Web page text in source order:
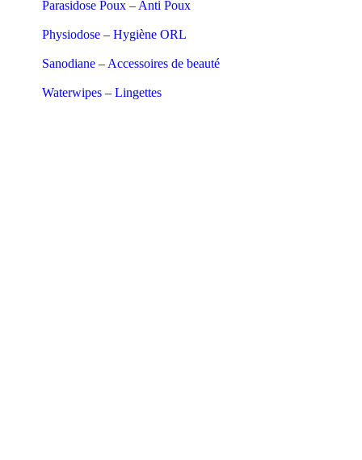
Parasidose Poux – Anti Poux
Physiodose – Hygiène ORL
Sanodiane – Accessoires de beauté
Waterwipes – Lingettes